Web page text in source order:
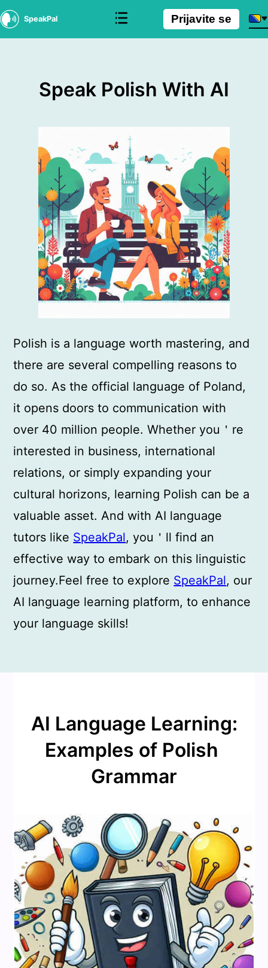
SpeakPal Prijavite se
Speak Polish With AI
Polish is a language worth mastering, and
there are several compelling reasons to
do so. As the official language of Poland,
it opens doors to communication with
over 40 million people. Whether you＇re
interested in business, international
relations, or simply expanding your
cultural horizons, learning Polish can be a
valuable asset. And with AI language
tutors like SpeakPal, you＇ll find an
effective way to embark on this linguistic
journey.Feel free to explore SpeakPal, our
AI language learning platform, to enhance
your language skills!
AI Language Learning:
Examples of Polish
Grammar